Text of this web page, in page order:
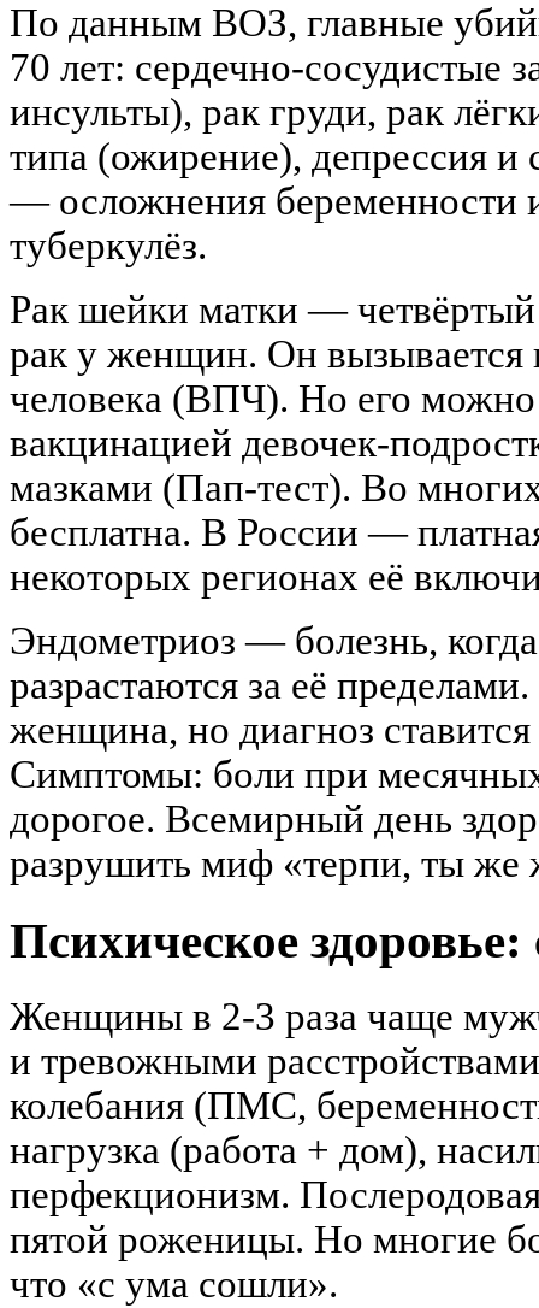
По данным ВОЗ, главные
70 лет: сердечно-сосудистые
инсульты), рак груди, рак
типа (ожирение), депрессия
— осложнения
туберкулёз.
Рак шейки матки —
рак у женщин. Он
человека (ВПЧ). Но его можно
вакцинацией девочек-
мазками (Пап-тест). Во
бесплатна. В России —
некоторых регионах её
Эндометриоз — болезнь,
разрастаются за её
женщина, но диагноз ставится
Симптомы: боли при
дорогое. Всемирный день
разрушить миф «терпи, ты
Психическое
Женщины в 2-3 раза чаще
и тревожными
колебания (ПМС,
нагрузка (работа + дом),
перфекционизм.
пятой роженицы. Но многие
что «с ума сошли».